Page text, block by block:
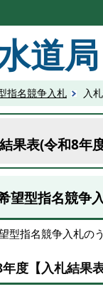
道局
指名競争入札 入
果表(令和8年
望型指名競争
型指名競争入札の
度【入札結果表